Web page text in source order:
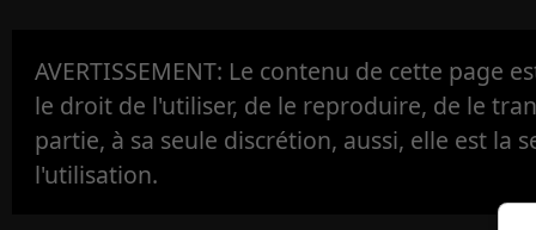
AVERTISSEMENT: Le contenu de cette page
le droit de l'utiliser, de le reproduire, de le
partie, à sa seule discrétion, aussi, elle est la
l'utilisation.